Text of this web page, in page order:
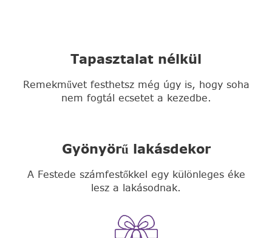
Tapasztalat nélkül
Remekművet festhetsz még úgy is, hogy soha
nem fogtál ecsetet a kezedbe.
Gyönyörű lakásdekor
A Festede számfestőkkel egy különleges éke
lesz a lakásodnak.